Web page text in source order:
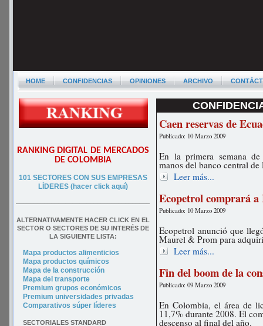
HOME CONFIDENCIAS OPINIONES ARCHIVO
RANKING DIGITAL DE MERCADOS
DE COLOMBIA
101 SECTORES CON SUS EMPRESAS
LÍDERES (hacer click aquí)
––––––––––––––––––––––––––––––––––––––
ALTERNATIVAMENTE HACER CLICK EN EL
SECTOR O SECTORES DE SU INTERÉS DE
LA SIGUIENTE LISTA:
Mapa productos alimenticios
Mapa productos químicos
Mapa de la construcción
Mapa del transporte
Premium grupos económicos
Premium universidades privadas
Comparativos súper líderes
SECTORIALES STANDARD
Caen reservas de
Publicado: 10 Marzo 2009
En la primera semana
manos del banco central
Leer más...
Ecopetrol comprará a
Publicado: 10 Marzo 2009
Ecopetrol anunció que
Maurel & Prom para
Leer más...
Fin del boom de la
Publicado: 09 Marzo 2009
En Colombia, el área de
11,7% durante 2008. El
descenso al final del año.